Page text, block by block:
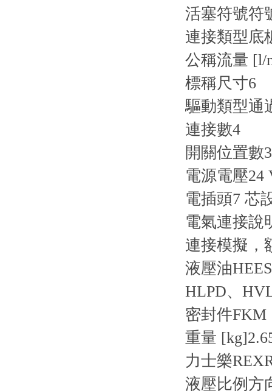
活塞符號符
連接類型底
公稱流量 [l/
標稱尺寸6
驅動類型通
連接數4
開關位置數3
電源電壓24
電插頭7 芯
電氣連接說
連接模擬，
液壓油
HLPD、
密封件FKM
重量 [kg]
力士樂
液壓比例方